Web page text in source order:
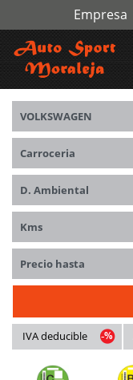
Empresa
Marca
Carrocerías
Distintivo ambiental
Kms
Precio hasta
IVA deducible